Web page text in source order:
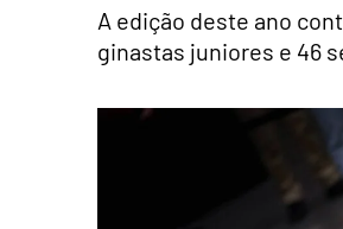
A edição deste ano
ginastas juniores e 46